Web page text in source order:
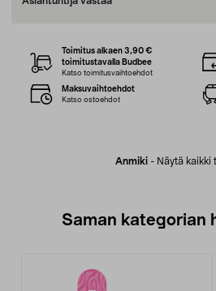
Anmiki- Näytä kaikki
Toimitus alkaen 3,90 €
toimitustavalla Budbee
Katso toimitusvaihtoehdot
Maksuvaihtoehdot
Katso ostoehdot
Saman kategorian